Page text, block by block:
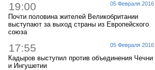
05 Февраля 2016
19:00
Почти половина жителей Великобритании
выступают за выход страны из Европейского
союза
05 Февраля 2016
17:55
Кадыров выступил против объединения Чечни
и Ингушетии